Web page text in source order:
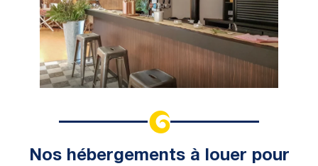
Sur place : parc aquatique, piscine
couverte, mini-golf, centre équestre,
spa…
croisière sur le Golfe du Morbihan,
Nos hébergements à louer pour